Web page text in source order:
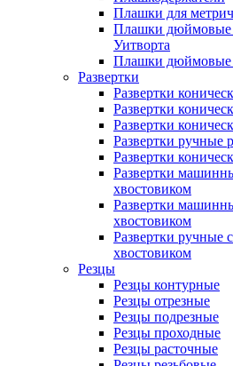
Плашки для
Плашки дюймовые
Уитворта
Плашки дюймовые
Развертки
Развертки
Развертки
Развертки
Развертки ручные
Развертки
Развертки
хвостовиком
Развертки
хвостовиком
Развертки ручные
хвостовиком
Резцы
Резцы контурные
Резцы отрезные
Резцы подрезные
Резцы проходные
Резцы расточные